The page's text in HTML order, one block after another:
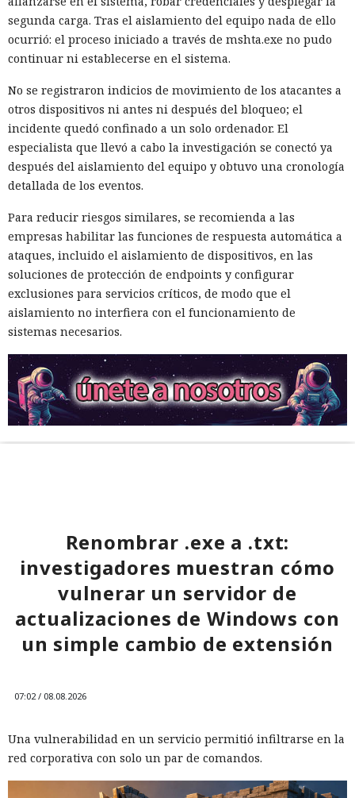
segunda carga. Tras el aislamiento del equipo nada de ello
ocurrió: el proceso iniciado a través de mshta.exe no pudo
continuar ni establecerse en el sistema.
No se registraron indicios de movimiento de los atacantes a
otros dispositivos ni antes ni después del bloqueo; el
incidente quedó confinado a un solo ordenador. El
especialista que llevó a cabo la investigación se conectó ya
después del aislamiento del equipo y obtuvo una cronología
detallada de los eventos.
Para reducir riesgos similares, se recomienda a las
empresas habilitar las funciones de respuesta automática a
ataques, incluido el aislamiento de dispositivos, en las
soluciones de protección de endpoints y configurar
exclusiones para servicios críticos, de modo que el
aislamiento no interfiera con el funcionamiento de
sistemas necesarios.
Renombrar .exe a .txt:
investigadores muestran cómo
vulnerar un servidor de
actualizaciones de Windows con
un simple cambio de extensión
07:02 / 08.08.2026
Una vulnerabilidad en un servicio permitió infiltrarse en la
red corporativa con solo un par de comandos.